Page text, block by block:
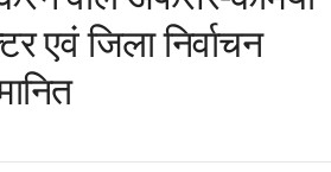
एवं जिला निर्वाचन